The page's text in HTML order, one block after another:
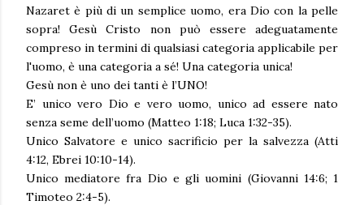
Nazaret è più di un semplice uomo, era Dio con la pelle
sopra! Gesù Cristo non può essere adeguatamente
compreso in termini di qualsiasi categoria applicabile per
l'uomo, è una categoria a sé! Una categoria unica!
Gesù non è uno dei tanti è l’UNO!
E’ unico vero Dio e vero uomo, unico ad essere nato
senza seme dell’uomo (Matteo 1:18; Luca 1:32-35).
Unico Salvatore e unico sacrificio per la salvezza (Atti
4:12, Ebrei 10:10-14).
Unico mediatore fra Dio e gli uomini (Giovanni 14:6; 1
Timoteo 2:4-5).